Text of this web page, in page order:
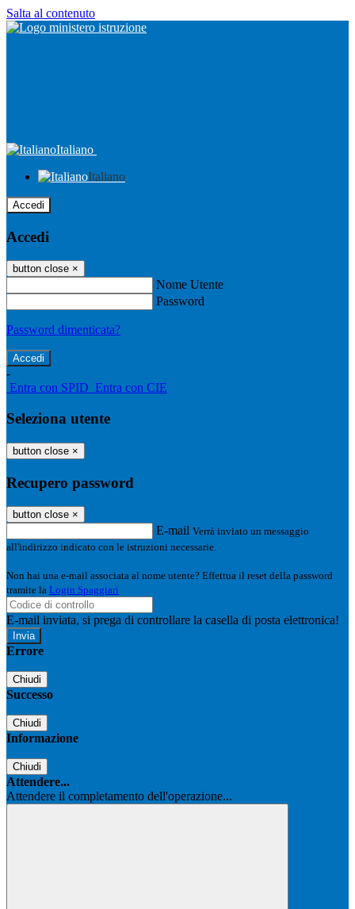
Salta al contenuto
Italiano
Italiano
Accedi
Accedi
button close ×
Nome Utente
Password
Password dimenticata?
-
Entra con SPID Entra con CIE
Seleziona utente
button close ×
Recupero password
button close ×
E-mail Verrà inviato un messaggio
all'indirizzo indicato con le istruzioni necessarie.
Non hai una e-mail associata al nome utente? Effettua il reset della password
tramite la Login Spaggiari
E-mail inviata, si prega di controllare la casella di posta elettronica!
Errore
Chiudi
Successo
Chiudi
Informazione
Chiudi
Attendere...
Attendere il completamento dell'operazione...